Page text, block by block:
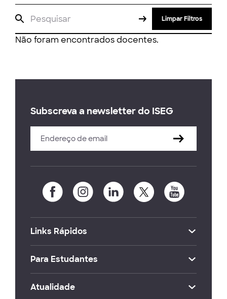
Limpar Filtros
Não foram encontrados docentes.
Subscreva a newsletter do ISEG
Links Rápidos
Para Estudantes
Atualidade